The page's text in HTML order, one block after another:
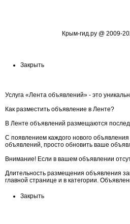
Крым-гид.ру @ 2009-
Закрыть
Услуга «Лента объявлений» - это
Как разместить объявление в Ленте?
В Ленте объявлений размещаются
С появлением каждого нового
объявлений, просто обновить ваше
Внимание! Если в вашем объявлении
Длительность размещения объявления
главной странице и в категории.
Закрыть